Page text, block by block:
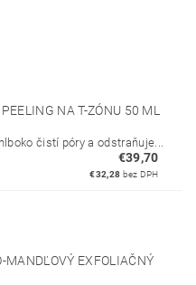
NA T-ZÓNU 50 ML
čistí póry a odstraňuje...
€39,70
€32,28 bez DPH
MANDĽOVÝ EXFOLIAČNÝ